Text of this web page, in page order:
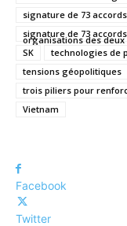
signature de 73 accords
signature de 73
organisations des deux
SK
technologies de
tensions géopolitiques
trois piliers pour
Vietnam
Facebook
Twitter